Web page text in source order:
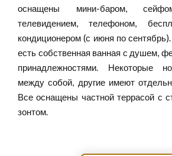
оснащены мини-баром,
телевидением, телефоном,
кондиционером (с июня по
есть собственная ванная с душем,
принадлежностями. Некоторые
между собой, другие имеют
Все оснащены частной террасой с
зонтом.